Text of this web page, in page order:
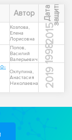
Автор Д
а
т
а
з
а
щ
и
т ы
Козлова,
Елена
Лорисовна
2015
Попов,
Василий
Валерьевич
1998
Охлупина,
Анастасия
Николаевна
2019